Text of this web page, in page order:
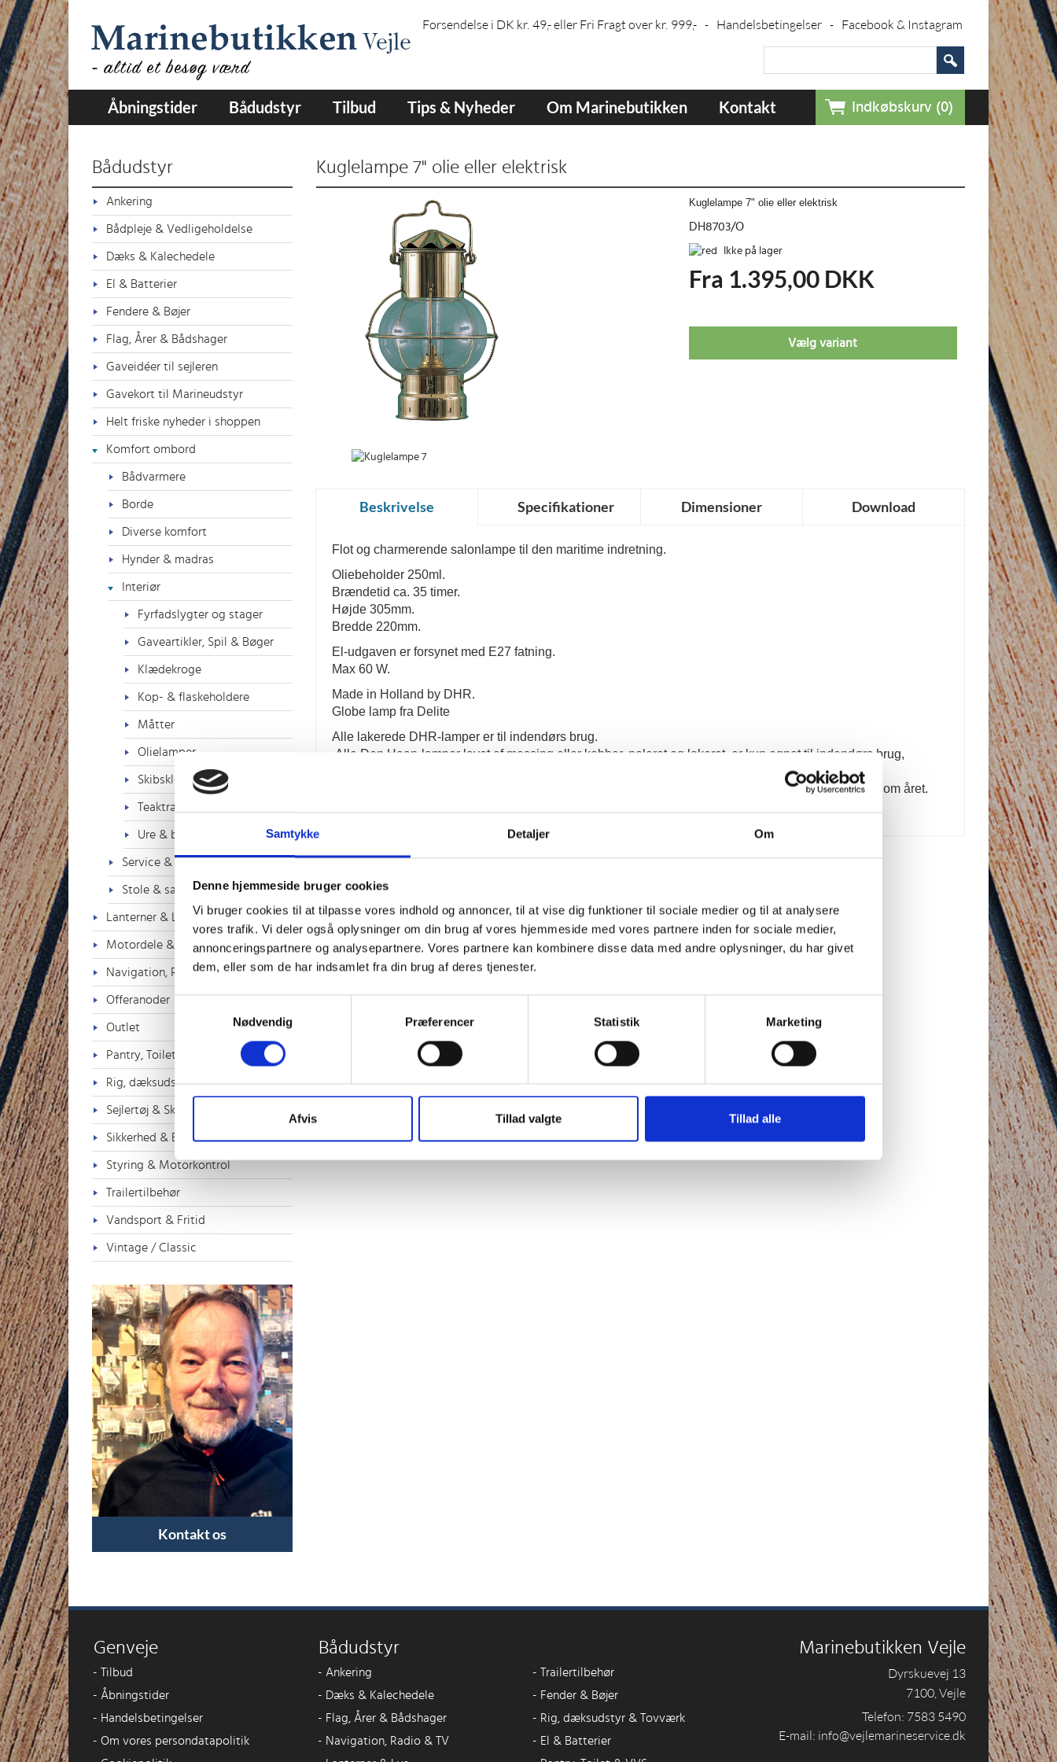
Samtykke Detaljer Om
Denne hjemmeside bruger cookies
Vi bruger cookies til at tilpasse vores indhold og annoncer, til at vise dig funktioner til sociale medier og til at analysere
vores trafik. Vi deler også oplysninger om din brug af vores hjemmeside med vores partnere inden for sociale medier,
annonceringspartnere og analysepartnere. Vores partnere kan kombinere disse data med andre oplysninger, du har givet
dem, eller som de har indsamlet fra din brug af deres tjenester.
Nødvendig
Præferencer Statistik Marketing
Afvis Tillad valgte Tillad alle
Forsendelse i DK kr. 49,- eller Fri Fragt over kr. 999,- - Handelsbetingelser - Facebook & Instagram
Åbningstider Bådudstyr Tilbud Tips & Nyheder Om Marinebutikken Kontakt Indkøbskurv (0)
Bådudstyr
Ankering
Bådpleje & Vedligeholdelse
Dæks & Kalechedele
El & Batterier
Fendere & Bøjer
Flag, Årer & Bådshager
Gaveidéer til sejleren
Gavekort til Marineudstyr
Helt friske nyheder i shoppen
Komfort ombord
Bådvarmere
Borde
Diverse komfort
Hynder & madras
Interiør
Fyrfadslygter og stager
Gaveartikler, Spil & Bøger
Klædekroge
Kop- & flaskeholdere
Måtter
Olielamper
Skibsklokker
Teaktræs produkter
Ure & barometer
Service & tekstiler
Stole & sæder
Lanterner & Lys
Motordele & Tilbehør
Navigation, Radio & TV
Offeranoder
Outlet
Pantry, Toilet & VVS
Rig, dæksudstyr & Tovværk
Sejlertøj & Sko
Sikkerhed & Badestiger
Styring & Motorkontrol
Trailertilbehør
Vandsport & Fritid
Vintage / Classic
Kontakt os
Kuglelampe 7" olie eller elektrisk
Kuglelampe 7" olie eller elektrisk
DH8703/O
Ikke på lager
Fra 1.395,00 DKK
Vælg variant
Beskrivelse Specifikationer Dimensioner Download
Flot og charmerende salonlampe til den maritime indretning.
Oliebeholder 250ml.
Brændetid ca. 35 timer.
Højde 305mm.
Bredde 220mm.
El-udgaven er forsynet med E27 fatning.
Max 60 W.
Made in Holland by DHR.
Globe lamp fra Delite
Alle lakerede DHR-lamper er til indendørs brug.
For at forlænge deres levetid anbefaler Den Haan, at deres lamper vokses med ren bivoks en gang om året.
Genveje
- Tilbud
- Åbningstider
- Handelsbetingelser
- Om vores persondatapolitik
Bådudstyr
- Ankering - Trailertilbehør
- Dæks & Kalechedele - Fender & Bøjer
- Flag, Årer & Bådshager - Rig, dæksudstyr & Tovværk
- Navigation, Radio & TV - El & Batterier
Marinebutikken Vejle
Dyrskuevej 13
7100, Vejle
Telefon: 7583 5490
E-mail: info@vejlemarineservice.dk